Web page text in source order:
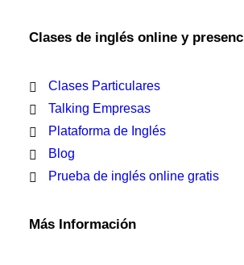
Clases de inglés online y
Clases Particulares
Talking Empresas
Plataforma de Inglés
Blog
Prueba de inglés online gratis
Más Información